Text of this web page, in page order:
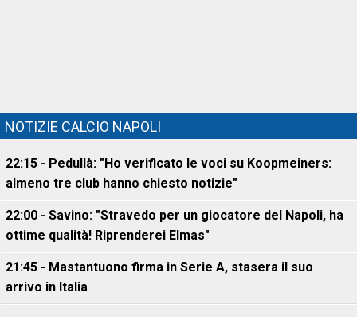
NOTIZIE CALCIO NAPOLI
22:15 - Pedullà: "Ho verificato le voci su Koopmeiners:
almeno tre club hanno chiesto notizie"
22:00 - Savino: "Stravedo per un giocatore del Napoli, ha
ottime qualità! Riprenderei Elmas"
21:45 - Mastantuono firma in Serie A, stasera il suo
arrivo in Italia